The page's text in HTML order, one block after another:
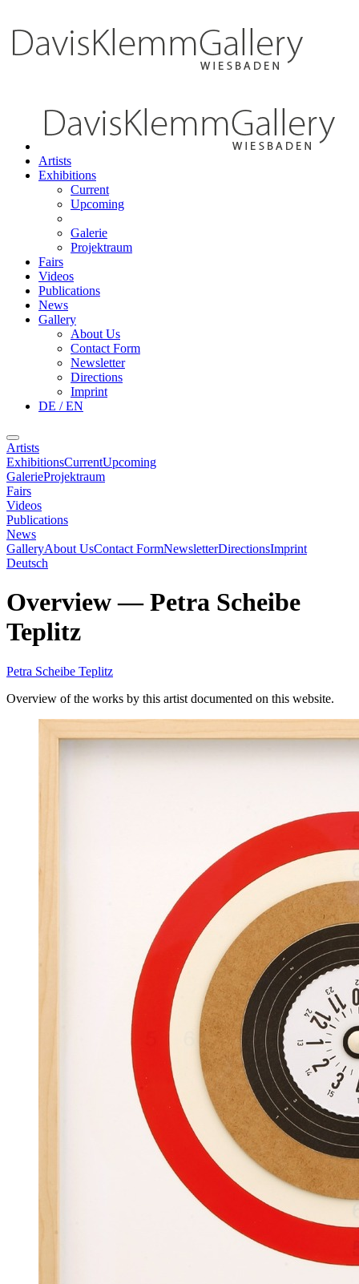
Artists
Exhibitions
Current
Upcoming
Galerie
Projektraum
Fairs
Videos
Publications
News
Gallery
About Us
Contact Form
Newsletter
Directions
Imprint
DE / EN
Artists
ExhibitionsCurrentUpcoming
GalerieProjektraum
Fairs
Videos
Publications
News
GalleryAbout UsContact FormNewsletterDirectionsImprint
Deutsch
Overview—Petra Scheibe
Teplitz
Petra Scheibe Teplitz
Overview of the works by this artist documented on this website.